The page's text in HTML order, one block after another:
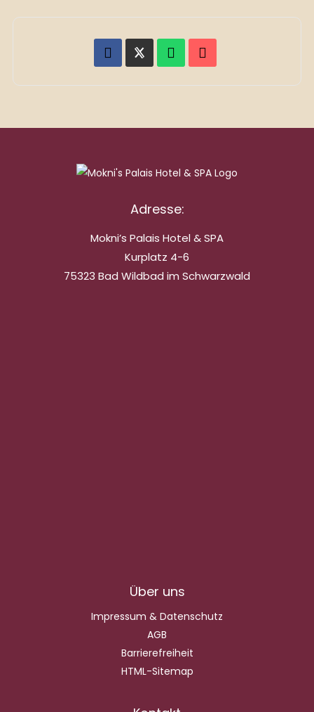
Adresse:
Mokni’s Palais Hotel & SPA
Kurplatz 4-6
75323 Bad Wildbad im Schwarzwald
Über uns
Impressum & Datenschutz
AGB
Barrierefreiheit
HTML-Sitemap